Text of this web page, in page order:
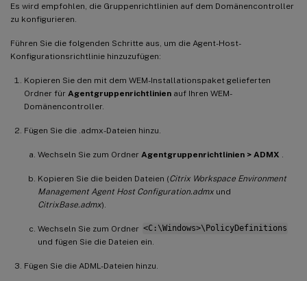
Es wird empfohlen, die Gruppenrichtlinien auf dem Domänencontroller
zu konfigurieren.
Führen Sie die folgenden Schritte aus, um die Agent-Host-
Konfigurationsrichtlinie hinzuzufügen:
Kopieren Sie den mit dem WEM-Installationspaket gelieferten
Ordner für Agentgruppenrichtlinien auf Ihren WEM-
Domänencontroller.
Fügen Sie die .admx-Dateien hinzu.
Wechseln Sie zum Ordner Agentgruppenrichtlinien > ADMX
Kopieren Sie die beiden Dateien (Citrix Workspace Environment
Management Agent Host Configuration.admx und
CitrixBase.admx).
Wechseln Sie zum Ordner <C:\Windows>\PolicyDefinitions
und fügen Sie die Dateien ein.
Fügen Sie die ADML-Dateien hinzu.